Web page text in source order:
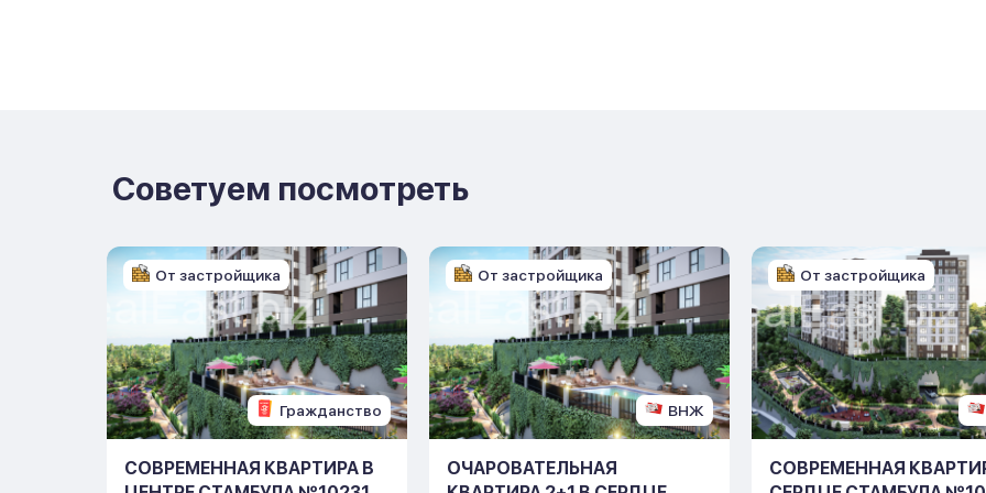
Советуем посмотреть
Гражданство
От застройщика
СОВРЕМЕННАЯ КВАРТИРА В
ВНЖ
От застройщика
ОЧАРОВАТЕЛЬНАЯ
От застройщика
СОВРЕМЕННАЯ